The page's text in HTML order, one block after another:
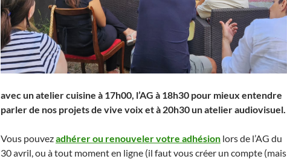
avec un atelier cuisine à 17h00, l’AG à 18h30 pour mieux entendre
parler de nos projets de vive voix et à 20h30 un atelier audiovisuel.
Vous pouvezadhérer ou renouveler votre adhésion lors de l’AG du
30 avril, ou à tout moment en ligne (il faut vous créer un compte (mais